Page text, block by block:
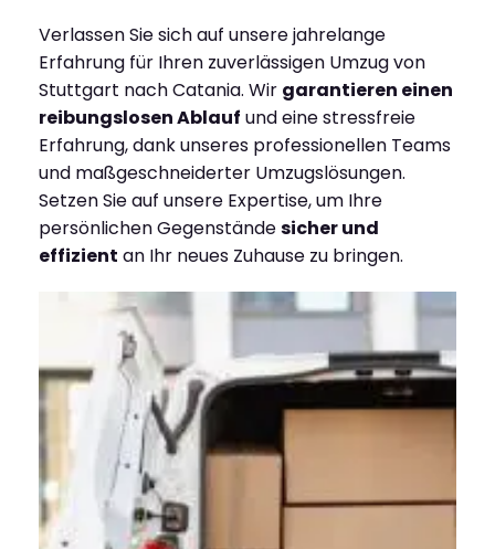
Verlassen Sie sich auf unsere jahrelange
Erfahrung für Ihren zuverlässigen Umzug von
Stuttgart nach Catania. Wir garantieren einen
reibungslosen Ablauf und eine stressfreie
Erfahrung, dank unseres professionellen Teams
und maßgeschneiderter Umzugslösungen.
Setzen Sie auf unsere Expertise, um Ihre
persönlichen Gegenständesicher und
effizient an Ihr neues Zuhause zu bringen.